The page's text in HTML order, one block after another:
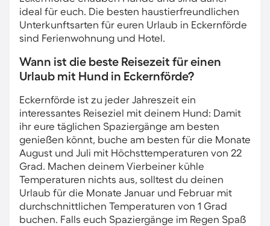
ideal für euch. Die besten haustierfreundlichen
Unterkunftsarten für euren Urlaub in Eckernförde
sind Ferienwohnung und Hotel.
Wann ist die beste Reisezeit für einen
Urlaub mit Hund in Eckernförde?
Eckernförde ist zu jeder Jahreszeit ein
interessantes Reiseziel mit deinem Hund: Damit
ihr eure täglichen Spaziergänge am besten
genießen könnt, buche am besten für die Monate
August und Juli mit Höchsttemperaturen von 22
Grad. Machen deinem Vierbeiner kühle
Temperaturen nichts aus, solltest du deinen
Urlaub für die Monate Januar und Februar mit
durchschnittlichen Temperaturen von 1 Grad
buchen. Falls euch Spaziergänge im Regen Spaß